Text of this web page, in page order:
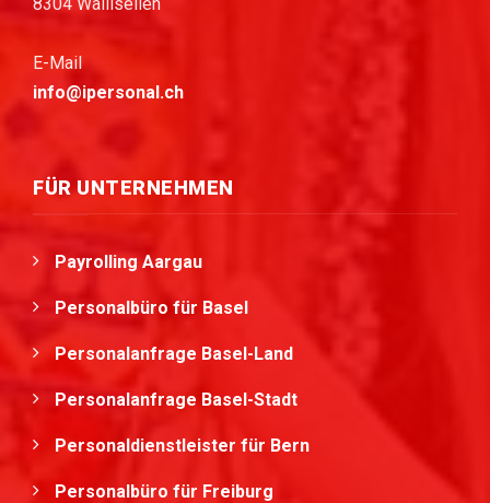
E-Mail
info@ipersonal.ch
FÜR UNTERNEHMEN
Payrolling Aargau
Personalbüro für Basel
Personalanfrage Basel-Land
Personalanfrage Basel-Stadt
Personaldienstleister für Bern
Personalbüro für Freiburg